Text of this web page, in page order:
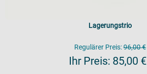
Lagerungstrio
Regulärer Preis:96,00 €
Ihr Preis: 85,00 €